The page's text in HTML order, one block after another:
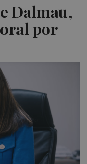
Dalmau,
por